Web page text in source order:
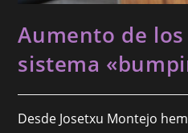
Aumento de
sistema
Desde Josetxu Montejo